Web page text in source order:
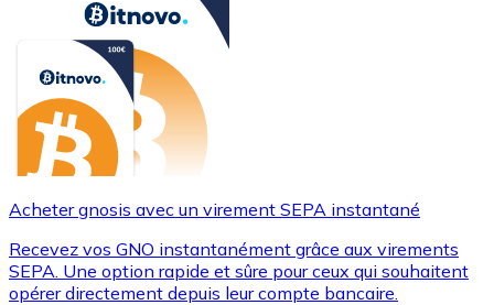
Acheter gnosis avec un virement SEPA instantané
Recevez vos GNO instantanément grâce aux virements
SEPA. Une option rapide et sûre pour ceux qui souhaitent
opérer directement depuis leur compte bancaire.